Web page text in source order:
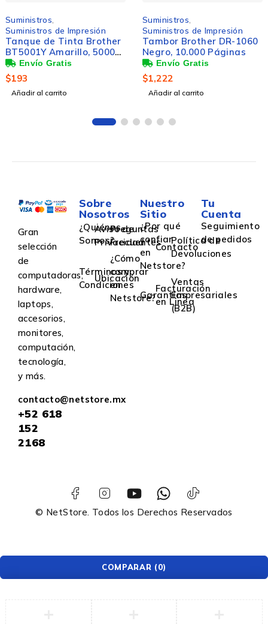
Suministros
Suministros de Impresión
Tanque de Tinta Brother
BT5001Y Amarillo, 5000
Páginas
$193
Añadir al carrito
Suministros
Suministros de Impresión
Tambor Brother DR-1060
Negro, 10.000 Páginas
$1,222
Añadir al carrito
Gran
selección
de
computadoras,
hardware,
laptops,
accesorios,
monitores,
computación,
tecnología,
y más.
contacto@netstore.mx
+52 618
152
2168
Sobre
Nosotros
¿Quiénes
Somos?
Aviso de
Privacidad
Preguntas
Frecuentes
Términos y
Condiciones
Ubicación
¿Cómo
comprar
en
Netstore?
Nuestro
Sitio
¿Por qué
confiar
en
Netstore?
Contacto
Política de
Devoluciones
Garantías
Facturación
en Linea
Ventas
Empresariales
(B2B)
Tu
Cuenta
Seguimiento
de pedidos
© NetStore. Todos los Derechos Reservados
COMPARAR (0)